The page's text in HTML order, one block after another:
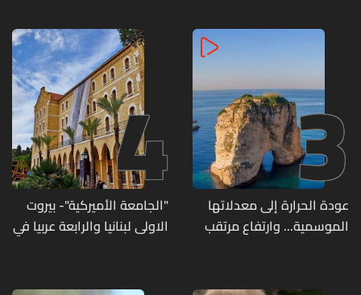
3
عودة الحرارة إلى معدلاتها
الموسمية... وارتفاع مرتقب
4
"الجامعة الأميركية"- بيروت
الاولى لبنانيا والرابعة عربيا في